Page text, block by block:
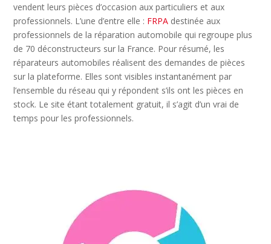
vendent leurs pièces d’occasion aux particuliers et aux
professionnels. L’une d’entre elle : FRPA destinée aux
professionnels de la réparation automobile qui regroupe plus
de 70 déconstructeurs sur la France. Pour résumé, les
réparateurs automobiles réalisent des demandes de pièces
sur la plateforme. Elles sont visibles instantanément par
l’ensemble du réseau qui y répondent s’ils ont les pièces en
stock. Le site étant totalement gratuit, il s’agit d’un vrai de
temps pour les professionnels.